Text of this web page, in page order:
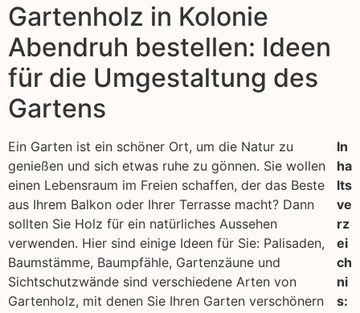
Gartenholz in Kolonie
Abendruh bestellen: Ideen
für die Umgestaltung des
Gartens
Ein Garten ist ein schöner Ort, um die Natur zu
genießen und sich etwas ruhe zu gönnen. Sie wollen
einen Lebensraum im Freien schaffen, der das Beste
aus Ihrem Balkon oder Ihrer Terrasse macht? Dann
sollten Sie Holz für ein natürliches Aussehen
verwenden. Hier sind einige Ideen für Sie: Palisaden,
Baumstämme, Baumpfähle, Gartenzäune und
Sichtschutzwände sind verschiedene Arten von
Gartenholz, mit denen Sie Ihren Garten verschönern
In
ha
lts
ve
rz
ei
ch
ni
s: